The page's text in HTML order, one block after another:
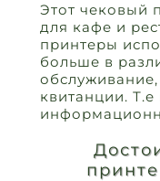
Этот чековый
для кафе и
принтеры
больше в
квитанции.